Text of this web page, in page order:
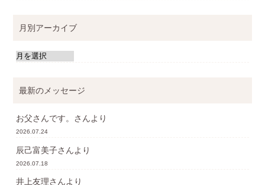
月別アーカイブ
最新のメッセージ
お父さんです。 さんより
2026.07.24
辰己富美子さんより
2026.07.18
井上友理さんより